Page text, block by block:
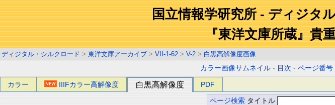
国立情報学研究所 - ディジタ
『東洋文庫所蔵』貴
ディジタル・シルクロード > 東洋文庫アーカイブ > VII-1-62 > V-2 > 白黒高解像度画像
カラー画像サムネイル - 目次 -ページ番号
カラー IIIFカラー高解像度 白黒高解像度 PDF
ページ検索 タイトル